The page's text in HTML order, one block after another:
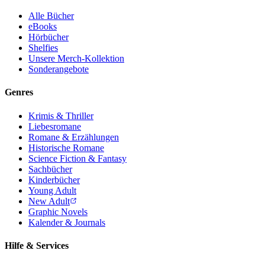
Alle Bücher
eBooks
Hörbücher
Shelfies
Unsere Merch-Kollektion
Sonderangebote
Genres
Krimis & Thriller
Liebesromane
Romane & Erzählungen
Historische Romane
Science Fiction & Fantasy
Sachbücher
Kinderbücher
Young Adult
New Adult
Graphic Novels
Kalender & Journals
Hilfe & Services